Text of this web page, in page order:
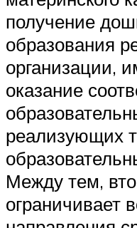
получение
образования
организации,
оказание
реализующих
Между тем,
ограничивает